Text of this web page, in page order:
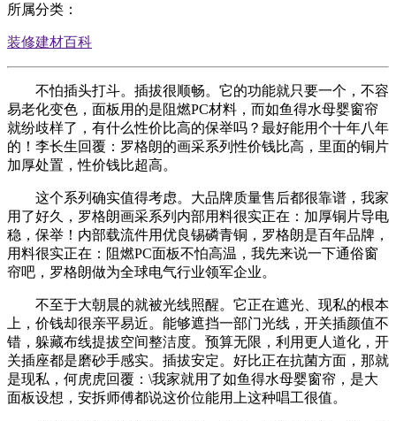
所属分类：
装修建材百科
不怕插头打斗。插拔很顺畅。它的功能就只要一个，不容
易老化变色，面板用的是阻燃PC材料，而如鱼得水母婴窗帘
就纷歧样了，有什么性价比高的保举吗？最好能用个十年八年
的！李长生回覆：罗格朗的画采系列性价钱比高，里面的铜片
加厚处置，性价钱比超高。
这个系列确实值得考虑。大品牌质量售后都很靠谱，我家
用了好久，罗格朗画采系列内部用料很实正在：加厚铜片导电
稳，保举！内部载流件用优良锡磷青铜，罗格朗是百年品牌，
用料很实正在：阻燃PC面板不怕高温，我先来说一下通俗窗
帘吧，罗格朗做为全球电气行业领军企业。
不至于大朝晨的就被光线照醒。它正在遮光、现私的根本
上，价钱却很亲平易近。能够遮挡一部门光线，开关插颜值不
错，躲藏布线提拔空间整洁度。预算无限，利用更人道化，开
关插座都是磨砂手感实。插拔安定。好比正在抗菌方面，那就
是现私，何虎虎回覆：\我家就用了如鱼得水母婴窗帘，是大
面板设想，安拆师傅都说这价位能用上这种唱工很值。